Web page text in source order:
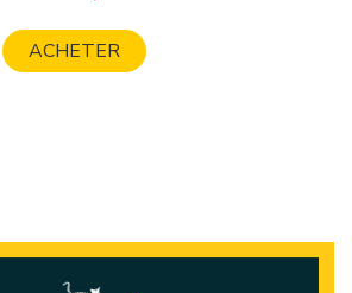
base
ACHETER